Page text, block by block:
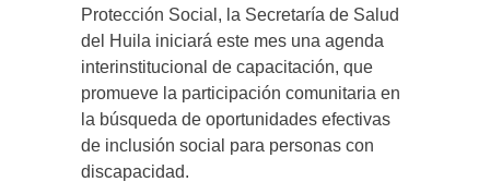
Protección Social, la Secretaría de Salud
del Huila iniciará este mes una agenda
interinstitucional de capacitación, que
promueve la participación comunitaria en
la búsqueda de oportunidades efectivas
de inclusión social para personas con
discapacidad.